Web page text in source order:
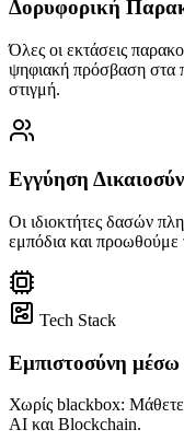
Δορυφορική
Όλες οι εκτάσεις
ψηφιακή πρόσβαση στα
στιγμή.
Εγγύηση
Οι ιδιοκτήτες δασών
εμπόδια και προωθούμε
Tech Stack
Εμπιστοσύνη μέσω
Χωρίς blackbox:
AI και Blockchain.